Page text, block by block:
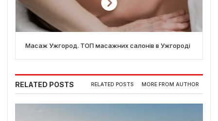
Масаж Ужгород. ТОП масажних салонів в Ужгороді
RELATED POSTS RELATED POSTS MORE FROM AUTHOR